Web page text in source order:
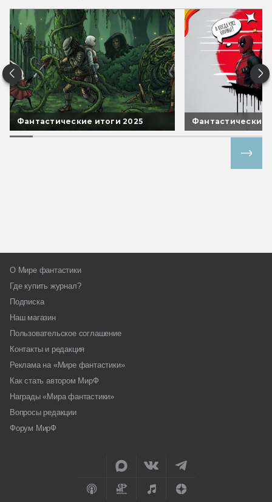
Фантастические итоги 2025 Фантастические
О Мире фантастики
Где купить журнал?
Подписка
Наш магазин
Пользовательское соглашение
Контакты и редакция
Реклама на «Мире фантастики»
Как стать автором МирФ
Награды «Мира фантастики»
Вопросы редакции
Форум МирФ